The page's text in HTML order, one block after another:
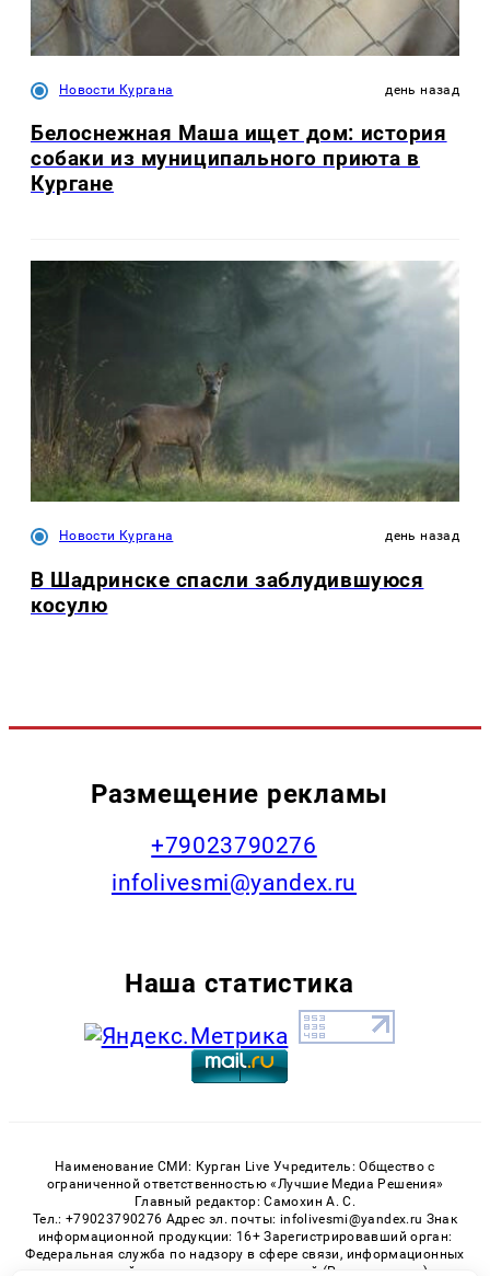
Новости Кургана день назад
Белоснежная Маша ищет дом: история
собаки из муниципального приюта в
Кургане
Новости Кургана день назад
В Шадринске спасли заблудившуюся
косулю
Размещение рекламы
+79023790276
infolivesmi@yandex.ru
Наша статистика
Наименование СМИ: Курган Live Учредитель: Общество с
ограниченной ответственностью «Лучшие Медиа Решения»
Главный редактор: Самохин А. С.
Тел.: +79023790276 Адрес эл. почты: infolivesmi@yandex.ru Знак
информационной продукции: 16+ Зарегистрировавший орган:
Федеральная служба по надзору в сфере связи, информационных
технологий и массовых коммуникаций (Роскомнадзор)